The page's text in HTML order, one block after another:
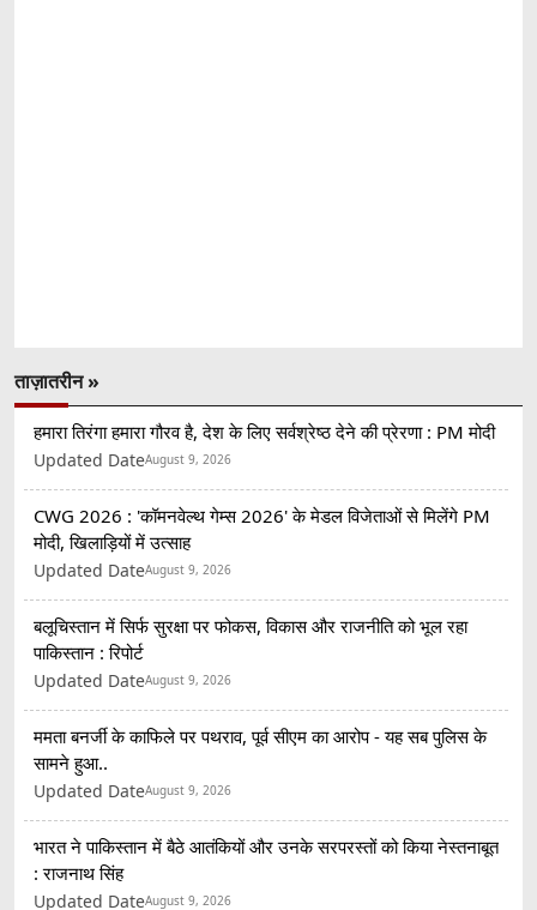
ताज़ातरीन »
हमारा तिरंगा हमारा गौरव है, देश के लिए सर्वश्रेष्ठ देने की प्रेरणा : PM मोदी
Updated DateAugust 9, 2026
CWG 2026 : 'कॉमनवेल्थ गेम्स 2026' के मेडल विजेताओं से मिलेंगे PM
मोदी, खिलाड़ियों में उत्साह
Updated DateAugust 9, 2026
बलूचिस्तान में सिर्फ सुरक्षा पर फोकस, विकास और राजनीति को भूल रहा
पाकिस्तान : रिपोर्ट
Updated DateAugust 9, 2026
ममता बनर्जी के काफिले पर पथराव, पूर्व सीएम का आरोप - यह सब पुलिस के
सामने हुआ..
Updated DateAugust 9, 2026
भारत ने पाकिस्तान में बैठे आतंकियों और उनके सरपरस्तों को किया नेस्तनाबूत
: राजनाथ सिंह
Updated DateAugust 9, 2026